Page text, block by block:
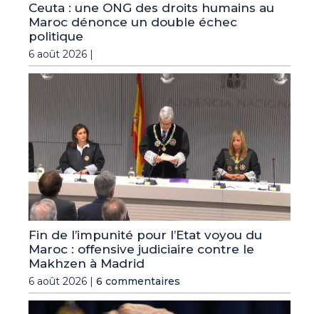
Ceuta : une ONG des droits humains au
Maroc dénonce un double échec
politique
6 août 2026 |
Fin de l’impunité pour l’Etat voyou du
Maroc : offensive judiciaire contre le
Makhzen à Madrid
6 août 2026 | 6 commentaires